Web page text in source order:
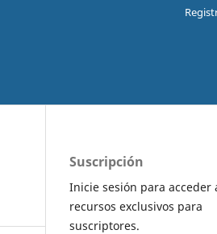
Suscripción
Inicie sesión para acceder
recursos exclusivos para
suscriptores.